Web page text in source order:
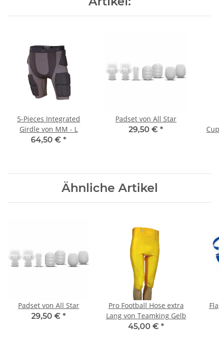
Girdle von MM - L
64,50 €*
29,50 €*
Ähnliche Artikel
29,50 €*
Pro Football Hose extra
Lang von Teamking Gelb
45,00 €*